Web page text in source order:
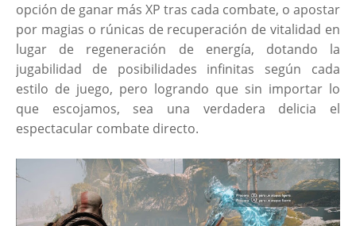
opción de ganar más XP tras cada combate, o apostar
por magias o rúnicas de recuperación de vitalidad en
lugar de regeneración de energía, dotando la
jugabilidad de posibilidades infinitas según cada
estilo de juego, pero logrando que sin importar lo
que escojamos, sea una verdadera delicia el
espectacular combate directo.